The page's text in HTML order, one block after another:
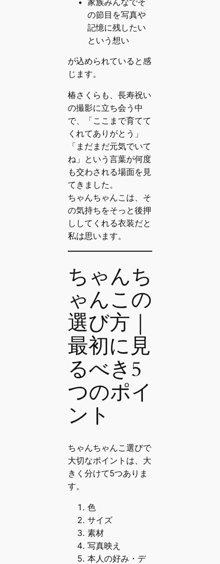
の節目を写真や
記憶に残したい
という想い
が込められていると感
じます。
椿さくらも、長寿祝い
の撮影に立ち会う中
で、「ここまで育てて
くれてありがとう」
「まだまだ元気でいて
ね」という言葉が何度
も交わされる場面を見
てきました。
ちゃんちゃんこは、そ
の気持ちをそっと後押
ししてくれる衣装だと
私は思います。
ちゃんち
ゃんこの
選び方｜
最初に見
るべき5
つのポイ
ント
ちゃんちゃんこ選びで
大切なポイントは、大
きく分けて5つありま
す。
色
サイズ
素材
写真映え
本人の好み・デ